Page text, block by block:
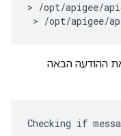
> /opt/apigee/
> /opt/apigee/
ההודעה הבאה
Checking if